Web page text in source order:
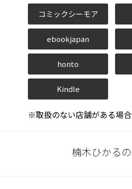
コミックシーモア
ebookjapan
honto
Kindle
※取扱のない店舗がある場
楠木ひかる